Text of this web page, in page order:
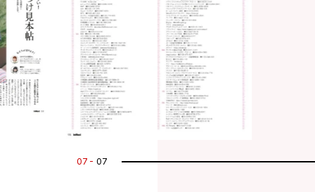
07 07